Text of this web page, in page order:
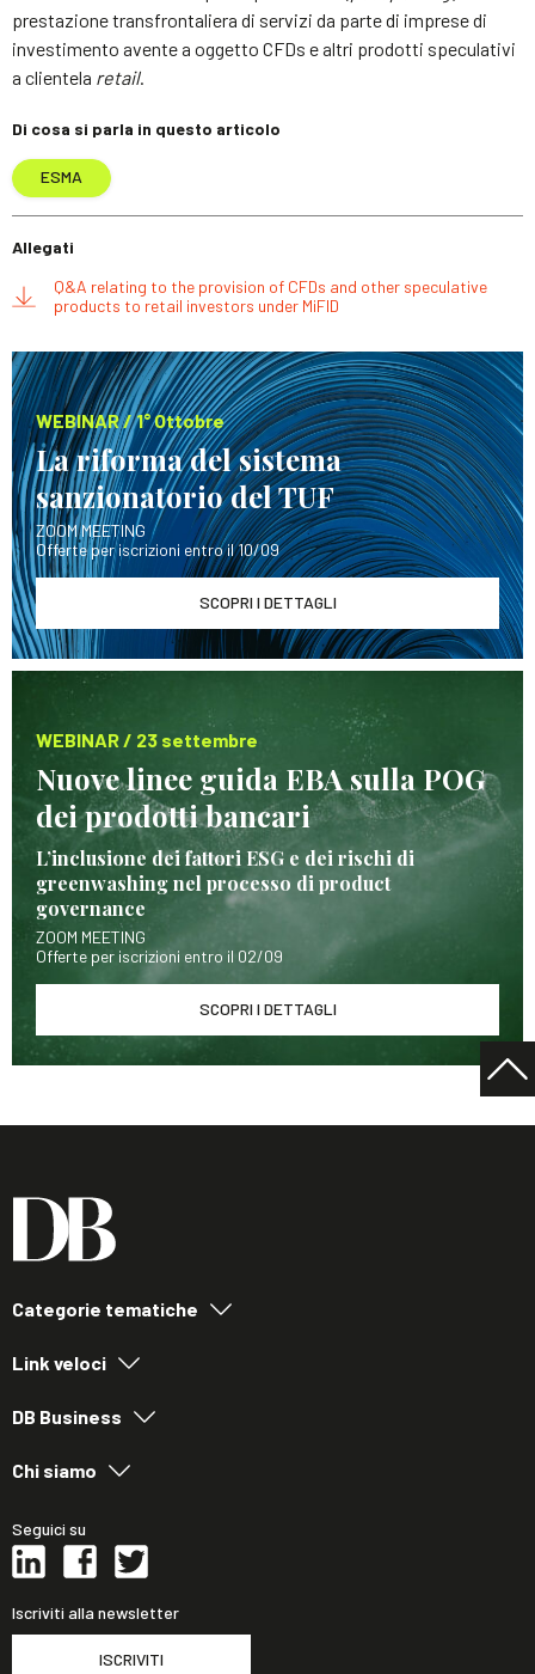
prestazione transfrontaliera di servizi da parte di imprese di
investimento avente a oggetto CFDs e altri prodotti speculativi
a clientela retail.
Di cosa si parla in questo articolo
ESMA
Allegati
Q&A relating to the provision of CFDs and other speculative
products to retail investors under MiFID
WEBINAR / 1° Ottobre
La riforma del sistema
sanzionatorio del TUF
ZOOM MEETING
Offerte per iscrizioni entro il 10/09
SCOPRI I DETTAGLI
WEBINAR / 23 settembre
Nuove linee guida EBA sulla POG
dei prodotti bancari
L’inclusione dei fattori ESG e dei rischi di
greenwashing nel processo di product
governance
ZOOM MEETING
Offerte per iscrizioni entro il 02/09
SCOPRI I DETTAGLI
Categorie tematiche
Link veloci
DB Business
Chi siamo
Seguici su
Iscriviti alla newsletter
ISCRIVITI